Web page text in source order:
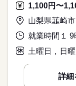
山梨県韮崎市
就業時間１
土曜日，日
詳細